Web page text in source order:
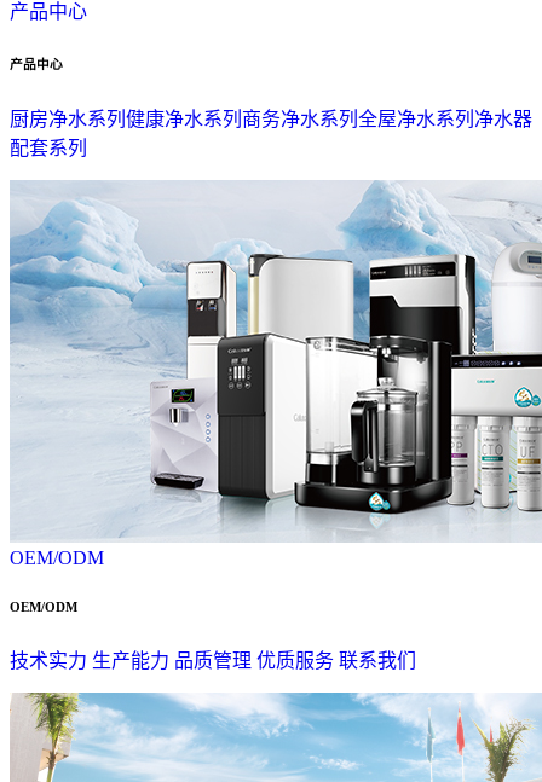
产品中心
产品中心
厨房净水系列 健康净水系列 商务净水系列 全屋净水系列 净水器
配套系列
OEM/ODM
OEM/ODM
技术实力 生产能力 品质管理 优质服务 联系我们